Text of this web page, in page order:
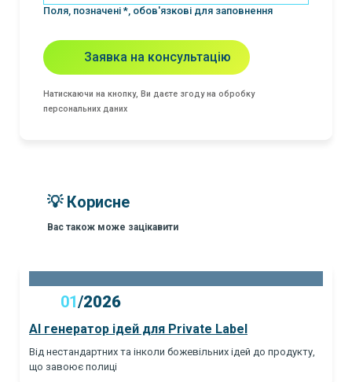
Поля, позначені *, обов'язкові для заповнення
Заявка на консультацію
Натискаючи на кнопку, Ви даєте згоду на обробку
персональних даних
💡 Корисне
Вас також може зацікавити
01/2026
AI генератор ідей для Private Label
Від нестандартних та інколи божевільних ідей до продукту,
що завоює полиці